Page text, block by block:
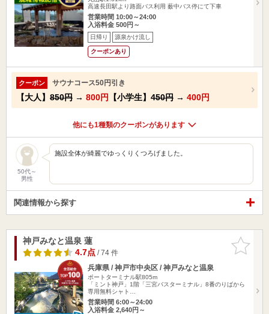
高速長田駅より路面バス利用 薮中バス停にて下車
営業時間 10:00～24:00
入浴料金 500円～
日帰り 源泉かけ流し
クーポンあり
クーポン サウナコース50円引き
【大人】 850円 → 800円 【小学生】 450円 → 400円
他にも1種類のクーポンがあります
50代～
男性
施設全体が綺麗でゆっくりくつろげました。
関連情報から探す
お気に入
りに追加
神戸みなと温泉 蓮
4.7点/ 74 件
兵庫県 / 神戸市中央区 / 神戸みなと温泉
ポートターミナル駅805m
「ミント神戸」1階「三宮バスターミナル」8番のりばから
専用無料シャト…
営業時間 6:00～24:00
入浴料金 2,640円～